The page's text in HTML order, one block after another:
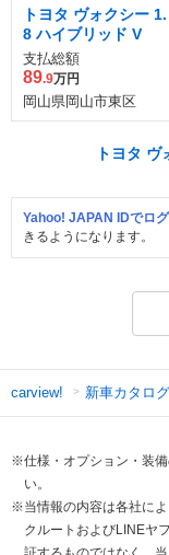
トヨタ ヴォクシー 1.
8 ハイブリッド V
支払総額
89.9万円
岡山県岡山市東区
トヨタ
Yahoo! JAPAN IDでロ
きるようになります。
carview! 新車カタログ
※仕様・オプション・装
い。
※当情報の内容は各社に
クルートおよびLINEヤ